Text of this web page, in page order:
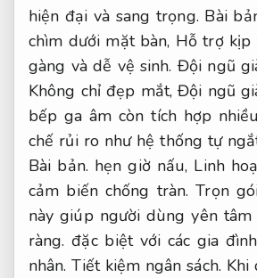
hiện đại và sang trọng. Bài
chìm dưới mặt bàn, Hỗ trợ kịp
gàng và dễ vệ sinh. Đội ngũ
Không chỉ đẹp mắt,Đội ngũ
bếp ga âm còn tích hợp
chế rủi ro như hệ thống tự
Bài bản. hẹn giờ nấu, Linh
cảm biến chống tràn.Trọn
này giúp người dùng yên tâm
ràng. đặc biệt với các gia
nhân. Tiết kiệm ngân sách. Khi